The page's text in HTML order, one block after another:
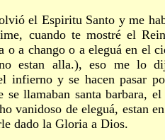
el Espiritu Santo y me
cuando te mostré el
o a chango o a eleguá en el
estan alla.), eso me lo
infierno y se hacen pasar
se llamaban santa barbara,
vanidoso de eleguá, estan
dado la Gloria a Dios.